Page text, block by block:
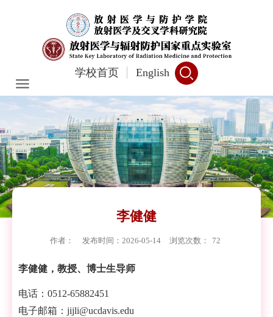
学校首页 English
李健健
作者： 发布时间：2026-05-14 浏览次数： 72
李健健，教授、博士生导师
电话：0512-65882451
电子邮箱：jijli@ucdavis.edu